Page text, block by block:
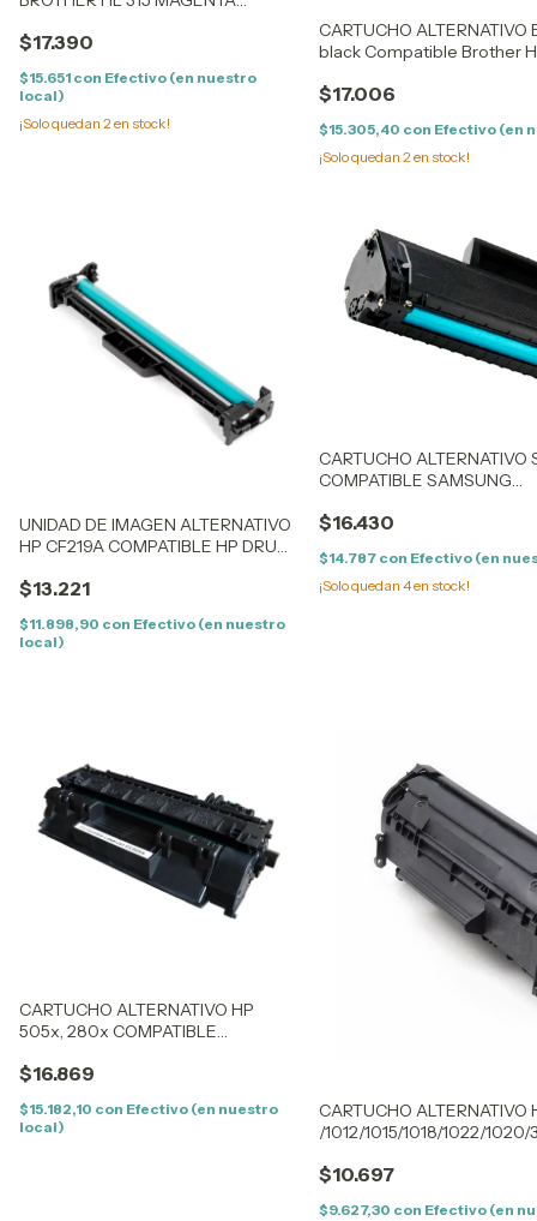
MFC 9460/9560/9970
$17.390
$15.651 con Efectivo (en nuestro
local)
¡Solo quedan 2 en stock!
CARTUCHO ALTERNATIVO
black Compatible Brother
$17.006
$15.305,40 con Efectivo (en
¡Solo quedan 2 en stock!
UNIDAD DE IMAGEN ALTERNATIVO
HP CF219A COMPATIBLE HP DRUM
$13.221
$11.898,90 con Efectivo (en nuestro
local)
CARTUCHO ALTERNATIVO
COMPATIBLE SAMSUNG
$16.430
$14.787 con Efectivo (en
¡Solo quedan 4en stock!
CARTUCHO ALTERNATIVO HP
505x, 280x COMPATIBLE
LJP400/M401/M425 -6300/6650
$16.869
$15.182,10 con Efectivo (en nuestro
local)
CARTUCHO ALTERNATIVO
/1012/1015/1018/1022/
$10.697
$9.627,30 con Efectivo (en